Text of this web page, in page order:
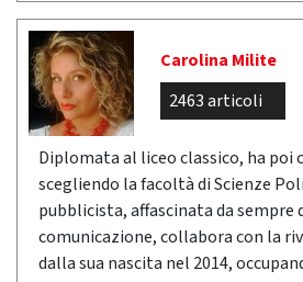
Carolina Milite
2463 articoli
Diplomata al liceo classico, ha
scegliendo la facoltà di Scienze
pubblicista, affascinata da sempre
comunicazione, collabora con la
dalla sua nascita nel 2014,